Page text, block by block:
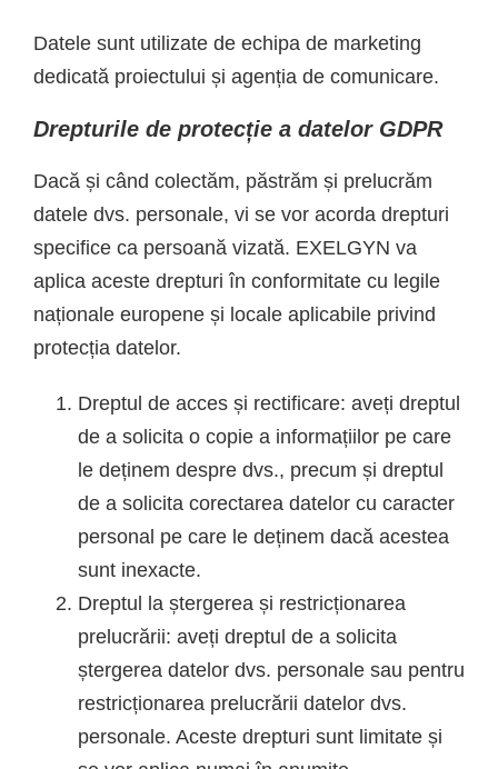
Datele sunt utilizate de echipa de marketing
dedicată proiectului și agenția de comunicare.
Drepturile de protecție a datelor GDPR
Dacă și când colectăm, păstrăm și prelucrăm
datele dvs. personale, vi se vor acorda drepturi
specifice ca persoană vizată. EXELGYN va
aplica aceste drepturi în conformitate cu legile
naționale europene și locale aplicabile privind
protecția datelor.
Dreptul de acces și rectificare: aveți dreptul
de a solicita o copie a informațiilor pe care
le deținem despre dvs., precum și dreptul
de a solicita corectarea datelor cu caracter
personal pe care le deținem dacă acestea
sunt inexacte.
Dreptul la ștergerea și restricționarea
prelucrării: aveți dreptul de a solicita
ștergerea datelor dvs. personale sau pentru
restricționarea prelucrării datelor dvs.
personale. Aceste drepturi sunt limitate și